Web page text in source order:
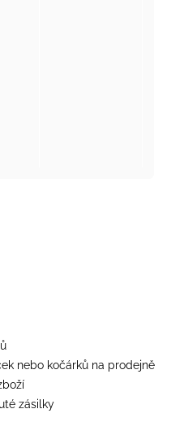
nebo kočárků na prodejně
zásilky